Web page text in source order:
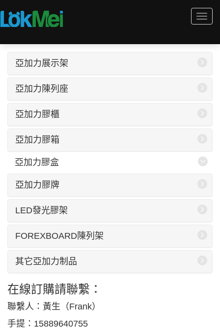
亞加力展示架
亞加力陳列座
亞加力膠櫃
亞加力膠箱
亞加力膠盒
亞加力膠牌
LED發光膠架
FOREXBOARD陳列架
其它亞加力制品
在線訂購請聯繫：
聯繫人：黃生（Frank）
手提：15889640755